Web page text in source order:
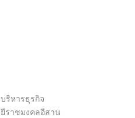
ริหารธุรกิจ
ราชมงคลอีสาน